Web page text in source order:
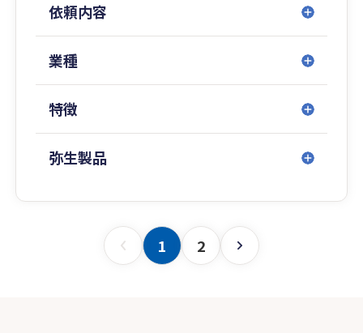
依頼内容
業種
特徴
弥生製品
1 2